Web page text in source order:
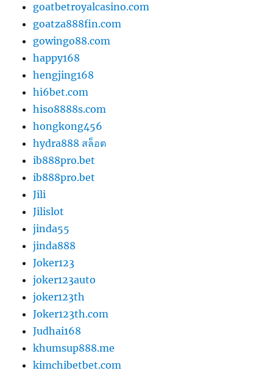
goatbetroyalcasino.com
goatza888fin.com
gowingo88.com
happy168
hengjing168
hi6bet.com
hiso8888s.com
hongkong456
hydra888 สล็อต
ib888pro.bet
ib888pro.bet
Jili
Jilislot
jinda55
jinda888
Joker123
joker123auto
joker123th
Joker123th.com
Judhai168
khumsup888.me
kimchibetbet.com